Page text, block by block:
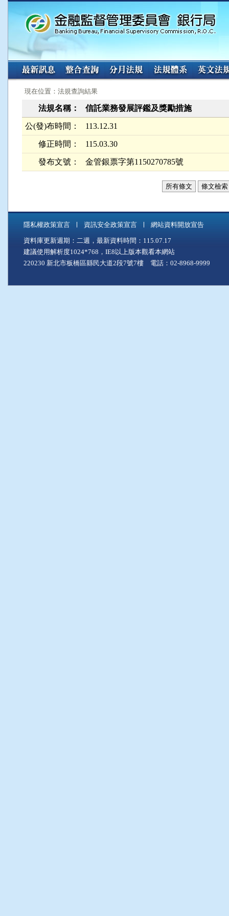
:::
現在位置：法規查詢結果
法規名稱： 信託業務發展評鑑及獎勵措施
公(發)布時間： 113.12.31
修正時間： 115.03.30
發布文號： 金管銀票字第1150270785號
所有條文 條文檢索
隱私權政策宣言 資訊安全政策宣言 網站資料開放宣告
資料庫更新週期：二週，最新資料時間：115.07.17
建議使用解析度1024*768，IE8以上版本觀看本網站
220230 新北市板橋區縣民大道2段7號7樓 電話：02-8968-9999